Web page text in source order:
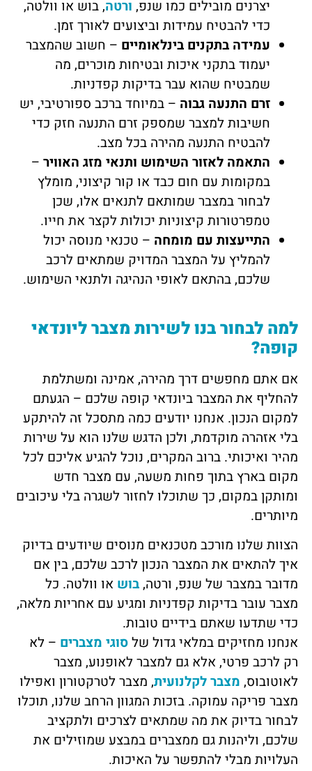
יצרנים מובילים כמו שנפ, ורטה, בוש או וולטה,
כדי להבטיח עמידות וביצועים לאורך זמן.
עמידה בתקנים בינלאומיים – חשוב שהמצבר
יעמוד בתקני איכות ובטיחות מוכרים, מה
שמבטיח שהוא עבר בדיקות קפדניות.
זרם התנעה גבוה – במיוחד ברכב ספורטיבי, יש
חשיבות למצבר שמספק זרם התנעה חזק כדי
להבטיח התנעה מהירה בכל מצב.
התאמה לאזור השימוש ותנאי מזג האוויר –
במקומות עם חום כבד או קור קיצוני, מומלץ
לבחור במצבר שמותאם לתנאים אלו, שכן
טמפרטורות קיצוניות יכולות לקצר את חייו.
התייעצות עם מומחה – טכנאי מנוסה יכול
להמליץ על המצבר המדויק שמתאים לרכב
שלכם, בהתאם לאופי הנהיגה ולתנאי השימוש.
למה לבחור בנו לשירות מצבר ליונדאי
קופה?
אם אתם מחפשים דרך מהירה, אמינה ומשתלמת
להחליף את המצבר ביונדאי קופה שלכם – הגעתם
למקום הנכון. אנחנו יודעים כמה מתסכל זה להיתקע
בלי אזהרה מוקדמת, ולכן הדגש שלנו הוא על שירות
מהיר ואיכותי. ברוב המקרים, נוכל להגיע אליכם לכל
מקום בארץ בתוך פחות משעה, עם מצבר חדש
ומותקן במקום, כך שתוכלו לחזור לשגרה בלי עיכובים
מיותרים.
הצוות שלנו מורכב מטכנאים מנוסים שיודעים בדיוק
איך להתאים את המצבר הנכון לרכב שלכם, בין אם
מדובר במצבר של שנפ, ורטה,בוש או וולטה. כל
מצבר עובר בדיקות קפדניות ומגיע עם אחריות מלאה,
כדי שתדעו שאתם בידיים טובות.
אנחנו מחזיקים במלאי גדול שלסוגי מצברים – לא
רק לרכב פרטי, אלא גם למצבר לאופנוע, מצבר
לאוטובוס, מצבר לקלנועית, מצבר לטרקטורון ואפילו
מצבר פריקה עמוקה. בזכות המגוון הרחב שלנו, תוכלו
לבחור בדיוק את מה שמתאים לצרכים ולתקציב
שלכם, וליהנות גם ממצברים במבצע שמוזילים את
העלויות מבלי להתפשר על האיכות.